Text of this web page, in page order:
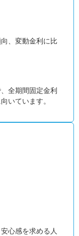
、 変動金利に比
全期間固定金利
いています。
心感を求める人